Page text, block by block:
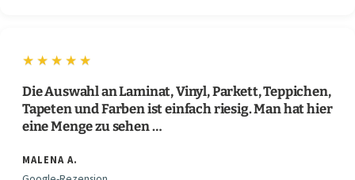
★★★★★
Die Auswahl an Laminat, Vinyl, Parkett, Teppichen,
Tapeten und Farben ist einfach riesig. Man hat hier
eine Menge zu sehen …
MALENA A.